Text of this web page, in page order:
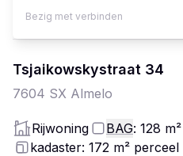
Tsjaikowskystraat 34
7604 SX Almelo
Rijwoning BAG: 128 m²
kadaster: 172 m² perceel
Bezig met verbinden